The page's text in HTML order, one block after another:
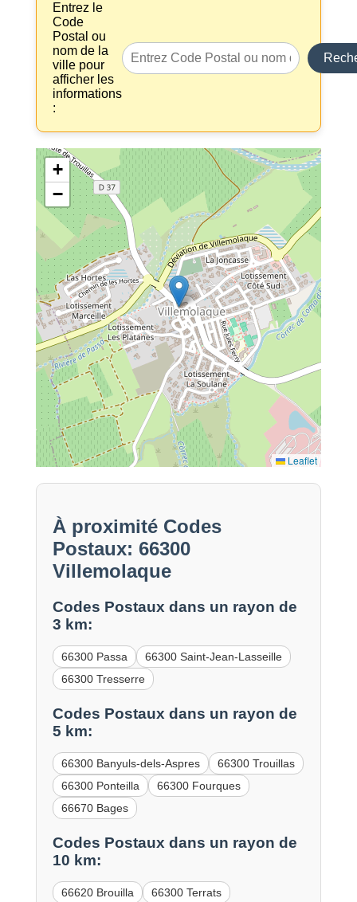
Entrez le
Code
Postal ou
nom de la
ville pour
afficher les
informations
:
+
−
Leaflet
À proximité Codes
Postaux: 66300
Villemolaque
Codes Postaux dans un rayon de
3 km:
66300 Passa
66300 Saint-Jean-Lasseille
66300 Tresserre
Codes Postaux dans un rayon de
5 km:
66300 Banyuls-dels-Aspres
66300 Trouillas
66300 Ponteilla
66300 Fourques
66670 Bages
Codes Postaux dans un rayon de
10 km:
66620 Brouilla 66300 Terrats